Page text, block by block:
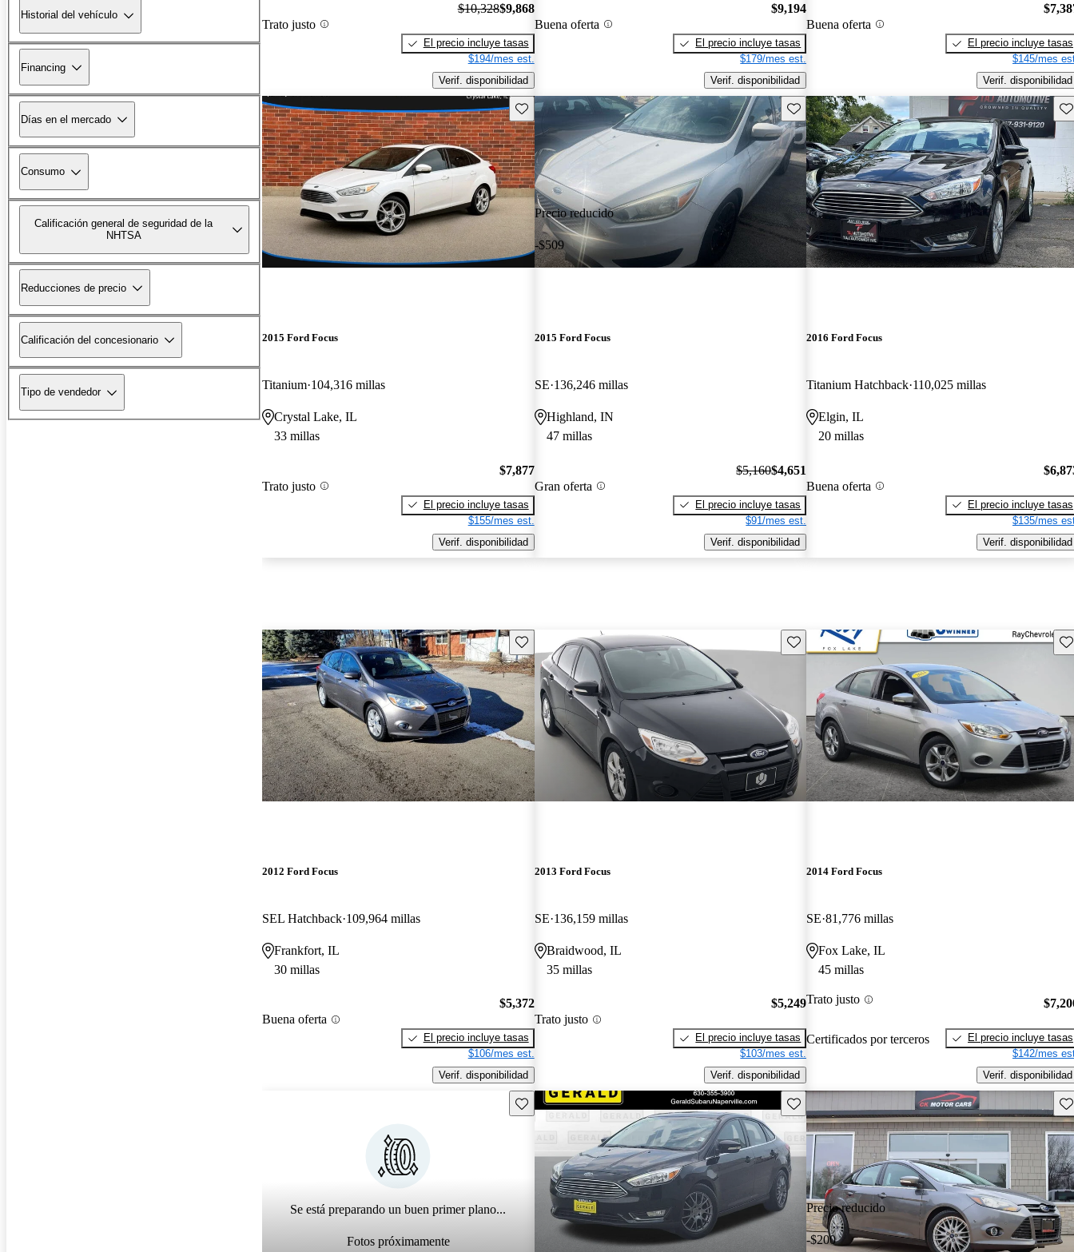
Historial del vehículo
Financing
Días en el mercado
Consumo
Calificación general de seguridad de la
NHTSA
Reducciones de precio
Calificación del concesionario
Tipo de vendedor
Trato justo
$10,328$9,868
El precio incluye tasas
$194/mes est.
Verif. disponibilidad
Buena oferta
$9,194
El precio incluye tasas
$179/mes est.
Verif. disponibilidad
Buena oferta
El precio incluye tasas
$145/mes
Verif. disponibilidad
Guarda este Aviso
2015 Ford Focus
Titanium 104,316 millas
Crystal Lake, IL
33 millas
Trato justo
$7,877
El precio incluye tasas
$155/mes est.
Verif. disponibilidad
Precio reducido
-$509
Guarda este Aviso
2015 Ford Focus
SE 136,246 millas
Highland, IN
47 millas
Gran oferta
$5,160$4,651
El precio incluye tasas
$91/mes est.
Verif. disponibilidad
2016 Ford Focus
Titanium Hatchback 110,025 millas
Elgin, IL
20 millas
Buena oferta
El precio incluye tasas
$135/mes
Verif. disponibilidad
Guarda este Aviso
2012 Ford Focus
SEL Hatchback 109,964 millas
Frankfort, IL
30 millas
Buena oferta
$5,372
El precio incluye tasas
$106/mes est.
Verif. disponibilidad
Guarda este Aviso
2013 Ford Focus
SE 136,159 millas
Braidwood, IL
35 millas
Trato justo
$5,249
El precio incluye tasas
$103/mes est.
Verif. disponibilidad
2014 Ford Focus
SE 81,776 millas
Fox Lake, IL
45 millas
Trato justo
Certificados por terceros
El precio incluye tasas
$142/mes
Verif. disponibilidad
Se está preparando un buen primer plano...
Fotos próximamente
Guarda este Aviso Guarda este Aviso
Precio reducido
-$200